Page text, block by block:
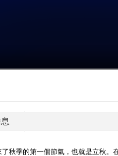
秋季的第一個節氣，也就是立秋